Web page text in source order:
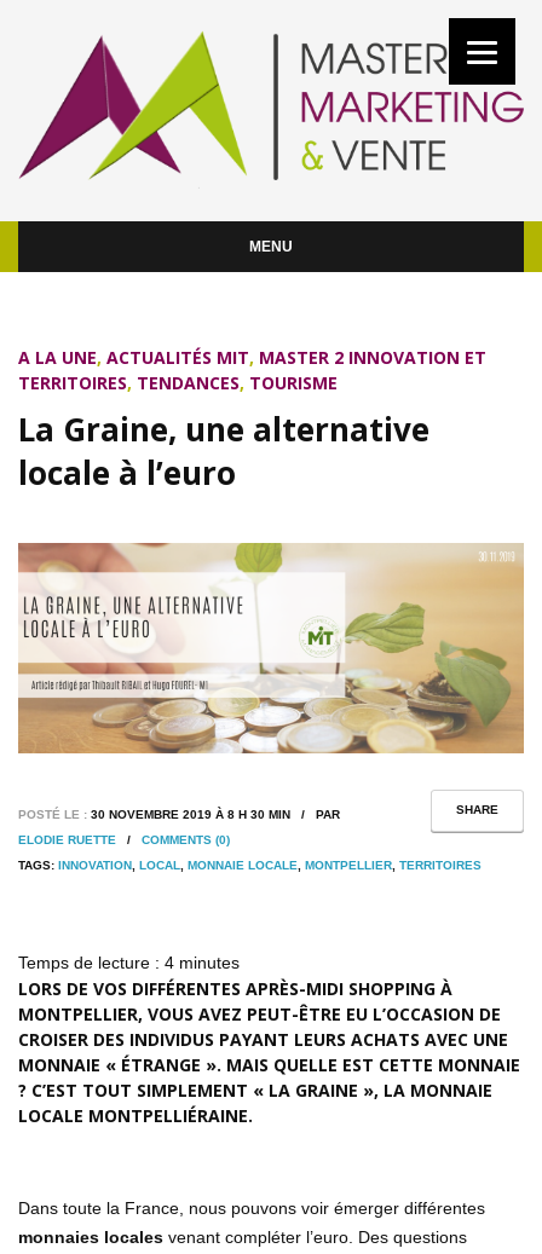
MENU
A LA UNE, ACTUALITÉS MIT, MASTER 2 INNOVATION ET
TERRITOIRES, TENDANCES, TOURISME
La Graine, une alternative
locale à l’euro
SHARE
POSTÉ LE : 30 NOVEMBRE 2019 À 8 H 30 MIN / PAR
ELODIE RUETTE / COMMENTS (0)
TAGS: INNOVATION LOCAL MONNAIE LOCALE MONTPELLIER TERRITOIRES
Temps de lecture : 4 minutes
LORS DE VOS DIFFÉRENTES APRÈS-MIDI SHOPPING À
MONTPELLIER, VOUS AVEZ PEUT-ÊTRE EU L’OCCASION DE
CROISER DES INDIVIDUS PAYANT LEURS ACHATS AVEC UNE
MONNAIE « ÉTRANGE ». MAIS QUELLE EST CETTE MONNAIE
? C’EST TOUT SIMPLEMENT « LA GRAINE », LA MONNAIE
LOCALE MONTPELLIÉRAINE.
Dans toute la France, nous pouvons voir émerger différentes
monnaies locales venant compléter l’euro. Des questions